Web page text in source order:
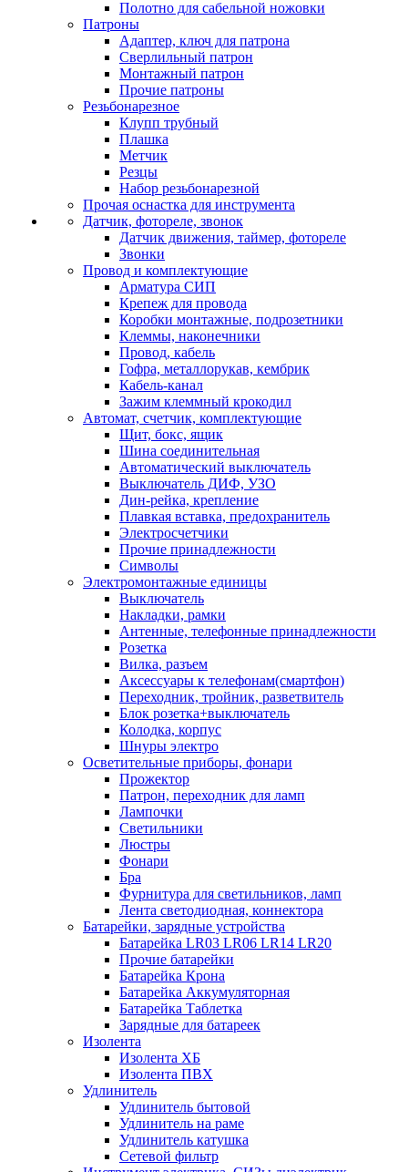
Полотно для сабельной ножовки
Патроны
Адаптер, ключ для патрона
Сверлильный патрон
Монтажный патрон
Прочие патроны
Резьбонарезное
Клупп трубный
Плашка
Метчик
Резцы
Набор резьбонарезной
Прочая оснастка для инструмента
Датчик, фотореле, звонок
Датчик движения, таймер, фотореле
Звонки
Провод и комплектующие
Арматура СИП
Крепеж для провода
Коробки монтажные, подрозетники
Клеммы, наконечники
Провод, кабель
Гофра, металлорукав, кембрик
Кабель-канал
Зажим клеммный крокодил
Автомат, счетчик, комплектующие
Щит, бокс, ящик
Шина соединительная
Автоматический выключатель
Выключатель ДИФ, УЗО
Дин-рейка, крепление
Плавкая вставка, предохранитель
Электросчетчики
Прочие принадлежности
Символы
Электромонтажные единицы
Выключатель
Накладки, рамки
Антенные, телефонные принадлежности
Розетка
Вилка, разъем
Аксессуары к телефонам(смартфон)
Переходник, тройник, разветвитель
Блок розетка+выключатель
Колодка, корпус
Шнуры электро
Осветительные приборы, фонари
Прожектор
Патрон, переходник для ламп
Лампочки
Светильники
Люстры
Фонари
Бра
Фурнитура для светильников, ламп
Лента светодиодная, коннектора
Батарейки, зарядные устройства
Батарейка LR03 LR06 LR14 LR20
Прочие батарейки
Батарейка Крона
Батарейка Аккумуляторная
Батарейка Таблетка
Зарядные для батареек
Изолента
Изолента ХБ
Изолента ПВХ
Удлинитель
Удлинитель бытовой
Удлинитель на раме
Удлинитель катушка
Сетевой фильтр